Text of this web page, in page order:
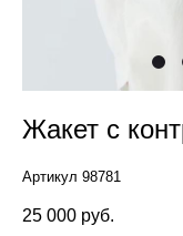
Жакет с
Артикул 98781
25 000 pуб.